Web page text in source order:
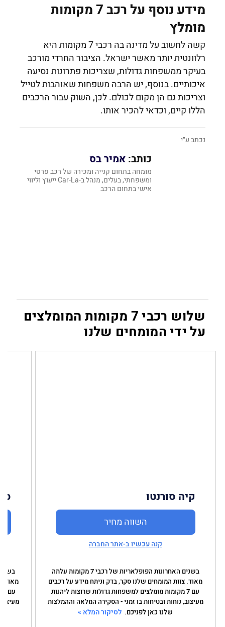
מידע נוסף על רכב 7 מקומות
מומלץ
קשה לחשוב על מדינה בה רכבי 7 מקומות היא
רלוונטית יותר מאשר ישראל. הציבור החרדי מורכב
בעיקר ממשפחות גדולות, שצריכות פתרונות נסיעה
איכותיים. בנוסף, יש הרבה משפחות שאוהבות לטייל
וצריכות גם הן מקום לכולם. לכן, השוק עבור הרכבים
הללו קיים, וכדאי להכיר אותו.
נכתב ע״י
כותב: אמיר בס
מומחה בתחום קנייה ומכירה של רכב פרטי
ומשפחתי, ‏בעלים, מנהל‏ ב-‏Car-La ייעוץ וליווי
אישי בתחום הרכב‏
שלוש רכבי 7 מקומות המומלצים
על ידי המומחים שלנו
קיה סורנטו
השווה מחיר
קנה עכשיו ב-אתר החברה
בשנים האחרונות הפופלאריות של רכבי 7 מקומות עלתה
מאוד. צוות המומחים שלנו סקר, בדק וניתח מידע על רכבים
עם 7 מקומות מומלצים למשפחות גדולות שרוצות ליהנות
מעיצוב, נוחות ובטיחות בו זמני - הסקירה המלאה וההמלצות
שלנו כאן לפניכם. לסיקור המלא »
מאוד.